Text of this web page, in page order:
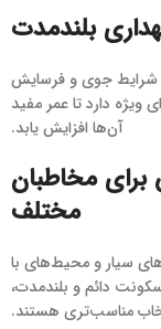
بلندمدت
شرایط جوی و فرسایش
ویژه دارد تا عمر مفید
آن‌ها افزایش یابد.
مخاطبان
مختلف
سیار و محیط‌های با
دائم و بلندمدت،
مناسب‌تری هستند.